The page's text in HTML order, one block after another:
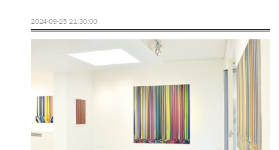
2024-09-25 21:30:00